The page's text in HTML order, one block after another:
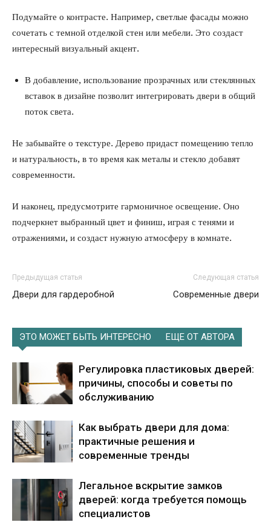
Подумайте о контрасте. Например, светлые фасады можно
сочетать с темной отделкой стен или мебели. Это создаст
интересный визуальный акцент.
В добавление, использование прозрачных или стеклянных
вставок в дизайне позволит интегрировать двери в общий
поток света.
Не забывайте о текстуре. Дерево придаст помещению тепло
и натуральность, в то время как металы и стекло добавят
современности.
И наконец, предусмотрите гармоничное освещение. Оно
подчеркнет выбранный цвет и финиш, играя с тенями и
отражениями, и создаст нужную атмосферу в комнате.
Предыдущая статья
Двери для гардеробной
Следующая статья
Современные двери
ЭТО МОЖЕТ БЫТЬ ИНТЕРЕСНО ЕЩЕ ОТ АВТОРА
Регулировка пластиковых дверей:
причины, способы и советы по
обслуживанию
Как выбрать двери для дома:
практичные решения и
современные тренды
Легальное вскрытие замков
дверей: когда требуется помощь
специалистов